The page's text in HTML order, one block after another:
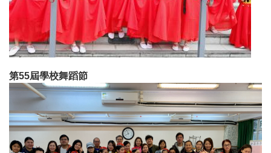
第55屆學校舞蹈節